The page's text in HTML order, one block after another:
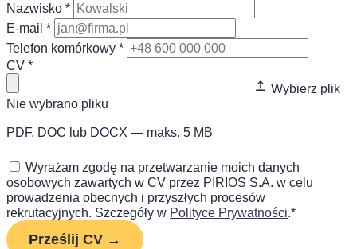
Nazwisko *
E-mail *
Telefon komórkowy *
CV *
Wybierz plik
Nie wybrano pliku
PDF, DOC lub DOCX — maks. 5 MB
Wyrażam zgodę na przetwarzanie moich danych
osobowych zawartych w CV przez PIRIOS S.A. w celu
prowadzenia obecnych i przyszłych procesów
rekrutacyjnych. Szczegóły w Polityce Prywatności.*
Prześlij CV →